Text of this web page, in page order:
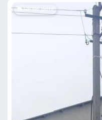
📷 Багато фото